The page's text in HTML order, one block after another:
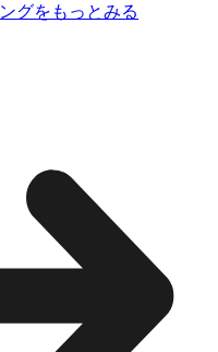
グをもっとみる